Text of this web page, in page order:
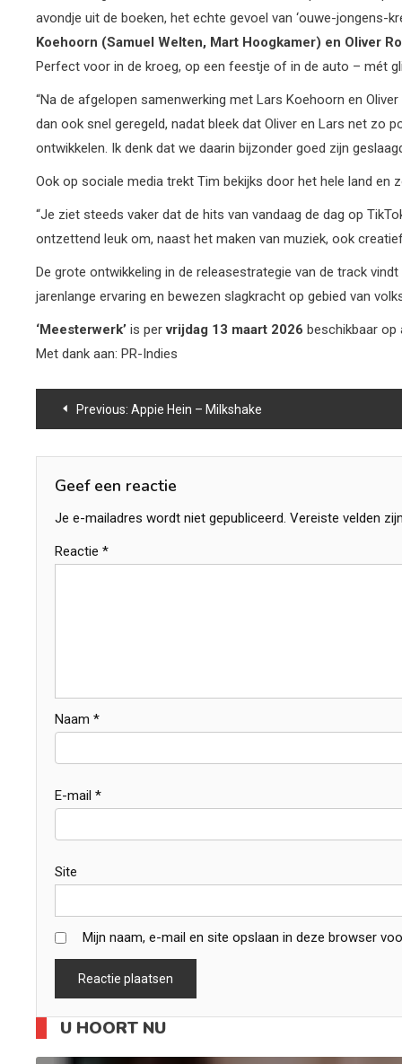
avondje uit de boeken, het echte gevoel van ‘ouwe-jongens-
Koehoorn (Samuel Welten, Mart Hoogkamer) en Oliver
Perfect voor in de kroeg, op een feestje of in de auto – mét
“Na de afgelopen samenwerking met Lars Koehoorn en
dan ook snel geregeld, nadat bleek dat Oliver en Lars net zo
ontwikkelen. Ik denk dat we daarin bijzonder goed zijn
Ook op sociale media trekt Tim bekijks door het hele land en
“Je ziet steeds vaker dat de hits van vandaag de dag op
ontzettend leuk om, naast het maken van muziek, ook
De grote ontwikkeling in de releasestrategie van de track
jarenlange ervaring en bewezen slagkracht op gebied van
‘Meesterwerk’ is pervrijdag 13 maart 2026 beschikbaar op
Met dank aan: PR-Indies
Bericht
navigatie
Previous: Appie Hein – Milkshake
Geef een reactie
Je e-mailadres wordt niet gepubliceerd. Vereiste velden
Reactie *
Naam *
E-mail *
Site
Mijn naam, e-mail en site opslaan in deze browser
U HOORT NU